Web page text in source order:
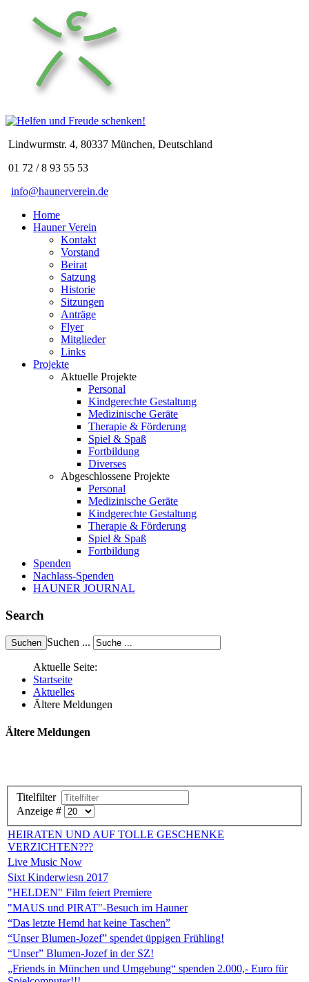
Lindwurmstr. 4, 80337 München, Deutschland
01 72 / 8 93 55 53
info@haunerverein.de
Home
Hauner Verein
Kontakt
Vorstand
Beirat
Satzung
Historie
Sitzungen
Anträge
Flyer
Mitglieder
Links
Projekte
Aktuelle Projekte
Personal
Kindgerechte Gestaltung
Medizinische Geräte
Therapie & Förderung
Spiel & Spaß
Fortbildung
Diverses
Abgeschlossene Projekte
Personal
Medizinische Geräte
Kindgerechte Gestaltung
Therapie & Förderung
Spiel & Spaß
Fortbildung
Spenden
Nachlass-Spenden
HAUNER JOURNAL
Search
Suchen ...
Aktuelle Seite:
Startseite
Aktuelles
Ältere Meldungen
Ältere Meldungen
Titelfilter
Anzeige #
HEIRATEN UND AUF TOLLE GESCHENKE
VERZICHTEN???
Live Music Now
Sixt Kinderwiesn 2017
"HELDEN" Film feiert Premiere
"MAUS und PIRAT"-Besuch im Hauner
“Das letzte Hemd hat keine Taschen”
“Unser Blumen-Jozef” spendet üppigen Frühling!
“Unser” Blumen-Jozef in der SZ!
„Friends in München und Umgebung“ spenden 2.000,- Euro für